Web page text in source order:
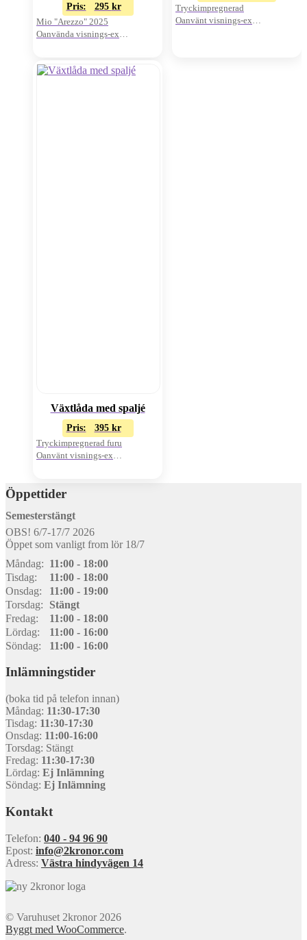
Pris: 295 kr
Mio "Arezzo" 2025
Oanvända visnings-ex
Tryckimpregnerad
Oanvänt visnings-ex
Växtlåda med spaljé
Pris: 395 kr
Tryckimpregnerad furu
Oanvänt visnings-ex
Öppettider
Semesterstängt
OBS! 6/7-17/7 2026
Öppet som vanligt from lör 18/7
Måndag: 11:00 - 18:00
Tisdag:
11:00 - 18:00
Onsdag:
11:00 - 19:00
Torsdag:
Stängt
Fredag:
11:00 - 18:00
Lördag:
11:00 - 16:00
Söndag:
11:00 - 16:00
Inlämningstider
(boka tid på telefon innan)
Måndag: 11:30-17:30
Tisdag: 11:30-17:30
Onsdag: 11:00-16:00
Torsdag: Stängt
Fredag: 11:30-17:30
Lördag: Ej Inlämning
Söndag: Ej Inlämning
Kontakt
Telefon: 040 - 94 96 90
Epost: info@2kronor.com
Adress: Västra hindyvägen 14
© Varuhuset 2kronor 2026
Byggt med WooCommerce.